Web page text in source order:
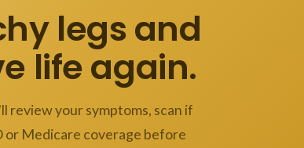
legs and
life again.
review your symptoms, scan if
or Medicare coverage before